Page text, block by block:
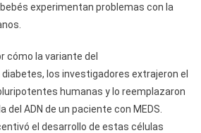
experimentan problemas con la
cómo la variante del
los investigadores extrajeron el
humanas y lo reemplazaron
ADN de un paciente con MEDS.
el desarrollo de estas células